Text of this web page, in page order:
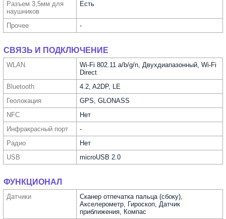
Разъем 3,5мм для
науш­ников
Есть
Прочее -
СВЯЗЬ И ПОДКЛЮЧЕНИЕ
WLAN
Wi-Fi 802.11 a/b/g/n, Двухдиапазонный, Wi-Fi
Direct
Bluetooth
4.2, A2DP, LE
Геолока­ция
GPS, GLONASS
NFC
Нет
Инфра­красный порт
-
Радио
Нет
USB
microUSB 2.0
ФУНКЦИОНАЛ
Датчики
Сканер отпечатка пальца (сбоку),
Акселерометр, Гироскоп, Датчик
приближения, Компас